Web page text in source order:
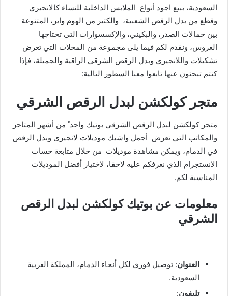
السعودية، ببيع اجود أنواع الملابس الداخلية للنساء كالانجيري
وقطع من بدل الرقص الشعبية، والكثير من الهوم واير، المتنوعة
بين حمالات الصدر، والبكيني، والإكسسوارات التى تحتاجها
العروس، ونقدم لكم فيما يلى مجموعة من المحلات التي تعرض
تشكيلات واللانجيري وبدل الرقص الشرقي الراقية والجميلة، فإذا
كنتم تبحثون عنها تابعوا معنا السطور التالية:
متجر كولكشن لبدل الرقص الشرقي
متجر كولكشن لبدل الرقص الشرقي بوتيك واحد ً من أشهر المتاجر
والمكاتب التي تعرض أجمل واشيك موديلات لانجيرى وبدل الرقص
في الدمام، ويمكن مشاهدة موديلات من خلال متابعة حساب
الانستجرام الذي نعرفكم عليه لاحقا، لاختيار أفضل الموديلات
المناسبة لكم.
معلومات عن بوتيككولكشن لبدل الرقص
الشرقي
العنوان: توصيل فوري لكل أنحاء الدمام، المملكة العربية
السعودية.
تليفون: